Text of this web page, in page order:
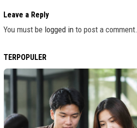
Leave a Reply
You must be logged in to post a comment.
TERPOPULER